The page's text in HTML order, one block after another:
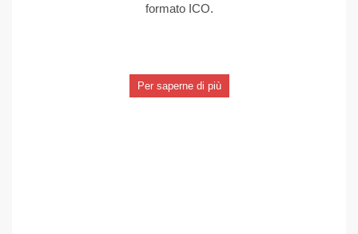
formato ICO.
Per saperne di più